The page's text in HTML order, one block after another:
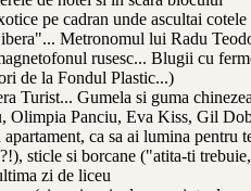
pe cadran unde ascultai
Metronomul lui Radu
rusesc... Blugii cu
de la Fondul Plastic...)
Turist... Gumela si guma
Olimpia Panciu, Eva Kiss, Gil
ca sa ai lumina pentru
sticle si borcane ("atita-ti
zi de liceu